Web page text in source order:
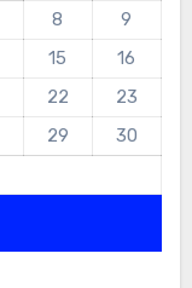
8
9
15
16
22
23
29
30